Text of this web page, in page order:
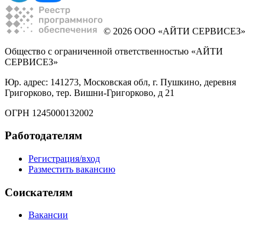
© 2026 ООО «АЙТИ СЕРВИСЕЗ»
Общество с ограниченной ответственностью «АЙТИ
СЕРВИСЕЗ»
Юр. адрес: 141273, Московская обл, г. Пушкино, деревня
Григорково, тер. Вишни-Григорково, д 21
ОГРН 1245000132002
Работодателям
Регистрация/вход
Разместить вакансию
Соискателям
Вакансии